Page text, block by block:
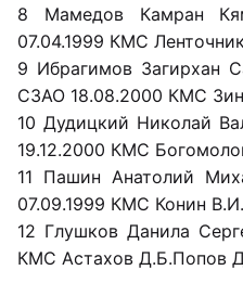
8 Мамедов Камран
07.04.1999 КМС
9 Ибрагимов Загирхан
СЗАО 18.08.2000 КМС
10 Дудицкий Николай
19.12.2000 КМС
11 Пашин Анатолий
07.09.1999 КМС Конин
12 Глушков Данила
КМС Астахов Д.Б.Попов